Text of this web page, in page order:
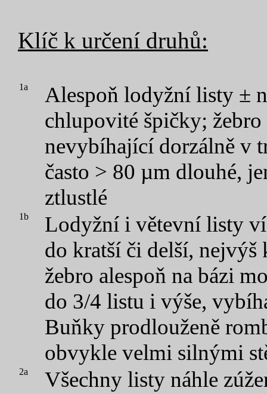
Klíč k určení druhů:
1a
Alespoň lodyžní listy ±
chlupovité špičky;
nevybíhající dorzálně v
často > 80 µm dlouhé,
ztlustlé
1b
Lodyžní i větevní listy
do kratší či delší,
žebro alespoň na bázi
do 3/4 listu i výše,
Buňky prodlouženě
obvykle velmi silnými
2a
Všechny listy náhle